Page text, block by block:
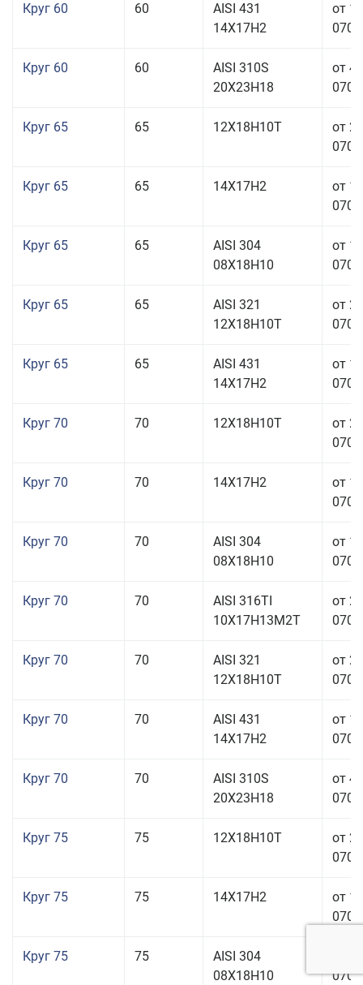
Круг 60 60
AISI 431
14Х17Н2
от
Круг 60 60
AISI 310S
20Х23Н18
от
Круг 65 65 12Х18Н10Т
от
Круг 65 65 14Х17Н2
от
Круг 65 65
AISI 304
08Х18Н10
от
Круг 65 65
AISI 321
12Х18Н10Т
от
Круг 65 65
AISI 431
14Х17Н2
от
Круг 70 70 12Х18Н10Т
от
Круг 70 70 14Х17Н2
от
Круг 70 70
AISI 304
08Х18Н10
от
Круг 70 70
AISI 316TI
10Х17Н13М2Т
от
Круг 70 70
AISI 321
12Х18Н10Т
от
Круг 70 70
AISI 431
14Х17Н2
от
Круг 70 70
AISI 310S
20Х23Н18
от
Круг 75 75 12Х18Н10Т
от
Круг 75 75 14Х17Н2
от
Круг 75 75
AISI 304
08Х18Н10